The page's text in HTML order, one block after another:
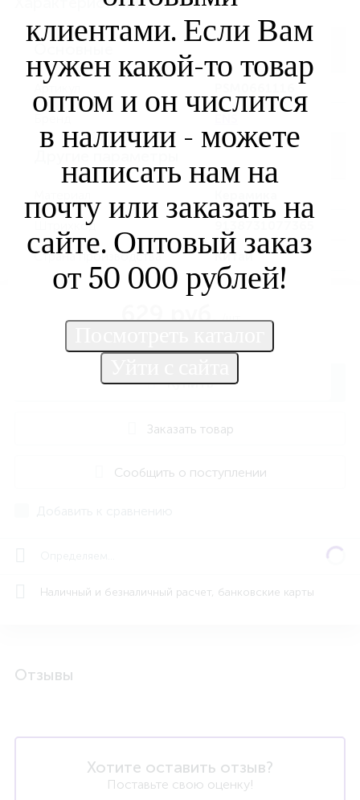
Артикул
Штрихкод
Страна производства
Китай
629 руб. /шт
Купить
Заказать товар
Сообщить о поступлении
Наличный и безналичный расчет, банковские карты
Отзывы
Хотите оставить отзыв?
Поставьте свою оценку!
клиентами. Если Вам
нужен какой-то товар
оптом и он числится
в наличии - можете
написать нам на
почту или заказать на
сайте. Оптовый заказ
от 50 000 рублей!